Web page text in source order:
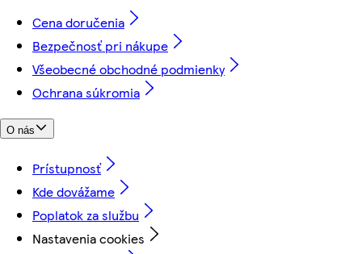
Cena doručenia
Bezpečnosť pri nákupe
Všeobecné obchodné podmienky
Ochrana súkromia
O nás
Prístupnosť
Kde dovážame
Poplatok za službu
Nastavenia cookies